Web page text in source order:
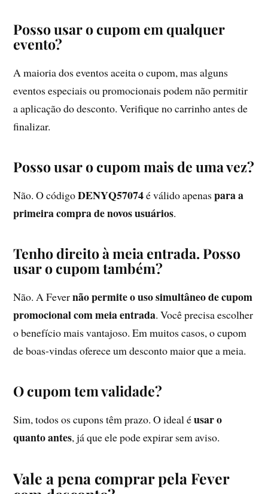
Posso usar o cupom em qualquer
evento?
A maioria dos eventos aceita o cupom, mas alguns
eventos especiais ou promocionais podem não permitir
a aplicação do desconto. Verifique no carrinho antes de
finalizar.
Posso usar o cupom mais de uma vez?
Não. O códigoDENYQ57074é válido apenaspara a
primeira compra de novos usuários.
Tenho direito à meia entrada. Posso
usar o cupom também?
Não. A Fevernão permite o uso simultâneo de cupom
promocional com meia entrada. Você precisa escolher
o benefício mais vantajoso. Em muitos casos, o cupom
de boas-vindas oferece um desconto maior que a meia.
O cupom tem validade?
Sim, todos os cupons têm prazo. O ideal éusar o
quanto antes, já que ele pode expirar sem aviso.
Vale a pena comprar pela Fever